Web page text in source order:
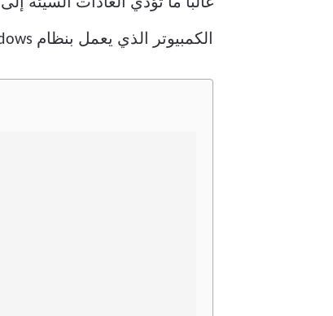
غالبًا ما تؤدي العادات السيئة
الكمبيوتر الذي يعمل بنظام Windows. إليك ست عادات سيئة قد تُبطئ جهاز الكمبيوتر الذي يعمل بنظام Windows 11.